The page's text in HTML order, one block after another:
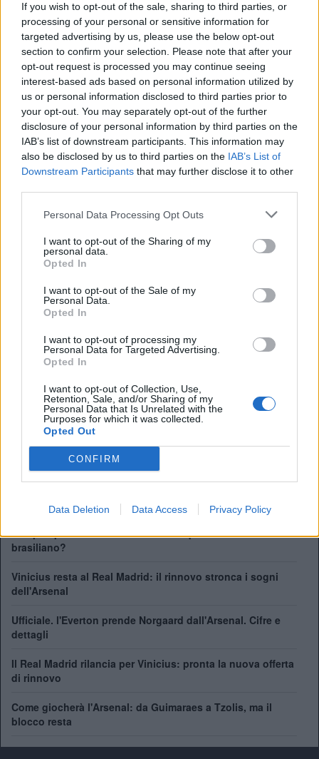
If you wish to opt-out of the sale, sharing to third parties, or
processing of your personal or sensitive information for
targeted advertising by us, please use the below opt-out
section to confirm your selection. Please note that after your
opt-out request is processed you may continue seeing
interest-based ads based on personal information utilized by
us or personal information disclosed to third parties prior to
your opt-out. You may separately opt-out of the further
disclosure of your personal information by third parties on the
IAB’s list of downstream participants. This information may
also be disclosed by us to third parties on the IAB’s List of
Downstream Participants that may further disclose it to other
Personal Data Processing Opt Outs
I want to opt-out of the Sharing of my
personal data.
Opted In
I want to opt-out of the Sale of my
Personal Data.
Opted In
I want to opt-out of processing my
Personal Data for Targeted Advertising.
Opted In
I want to opt-out of Collection, Use,
Retention, Sale, and/or Sharing of my
Personal Data that Is Unrelated with the
Purposes for which it was collected.
Opted Out
CONFIRM
Data Deletion Data Access Privacy Policy
Epic Brozo, diventato ormai un’icona per i neroazzurri, è
altresì un uomo chiave per il centrocampo diRoberto
Mancini , che difficilmente si priverà di lui viste anche le
difficoltà di Kondogbia e la necessità di tecnica e fantasia
in mezzo al campo.
Lorenzo Semino
Twitter @calciopremier
Anno di Fondazione:
Stadio:Emirates Stadium (60.338)
Città:Londra
Manager:Mikel Arteta
ALBO D'ORO
Premier League:13
FA Cup:14
League Cup: 2
FA Community Shield:17
Il Napoli pensa a Gabriel Jesus. Ma quanto costa il
brasiliano?
Vinicius resta al Real Madrid: il rinnovo stronca i sogni
dell'Arsenal
Ufficiale. l'Everton prende Norgaard dall'Arsenal. Cifre e
dettagli
Il Real Madrid rilancia per Vinicius: pronta la nuova offerta
di rinnovo
Come giocherà l'Arsenal: da Guimaraes a Tzolis, ma il
blocco resta